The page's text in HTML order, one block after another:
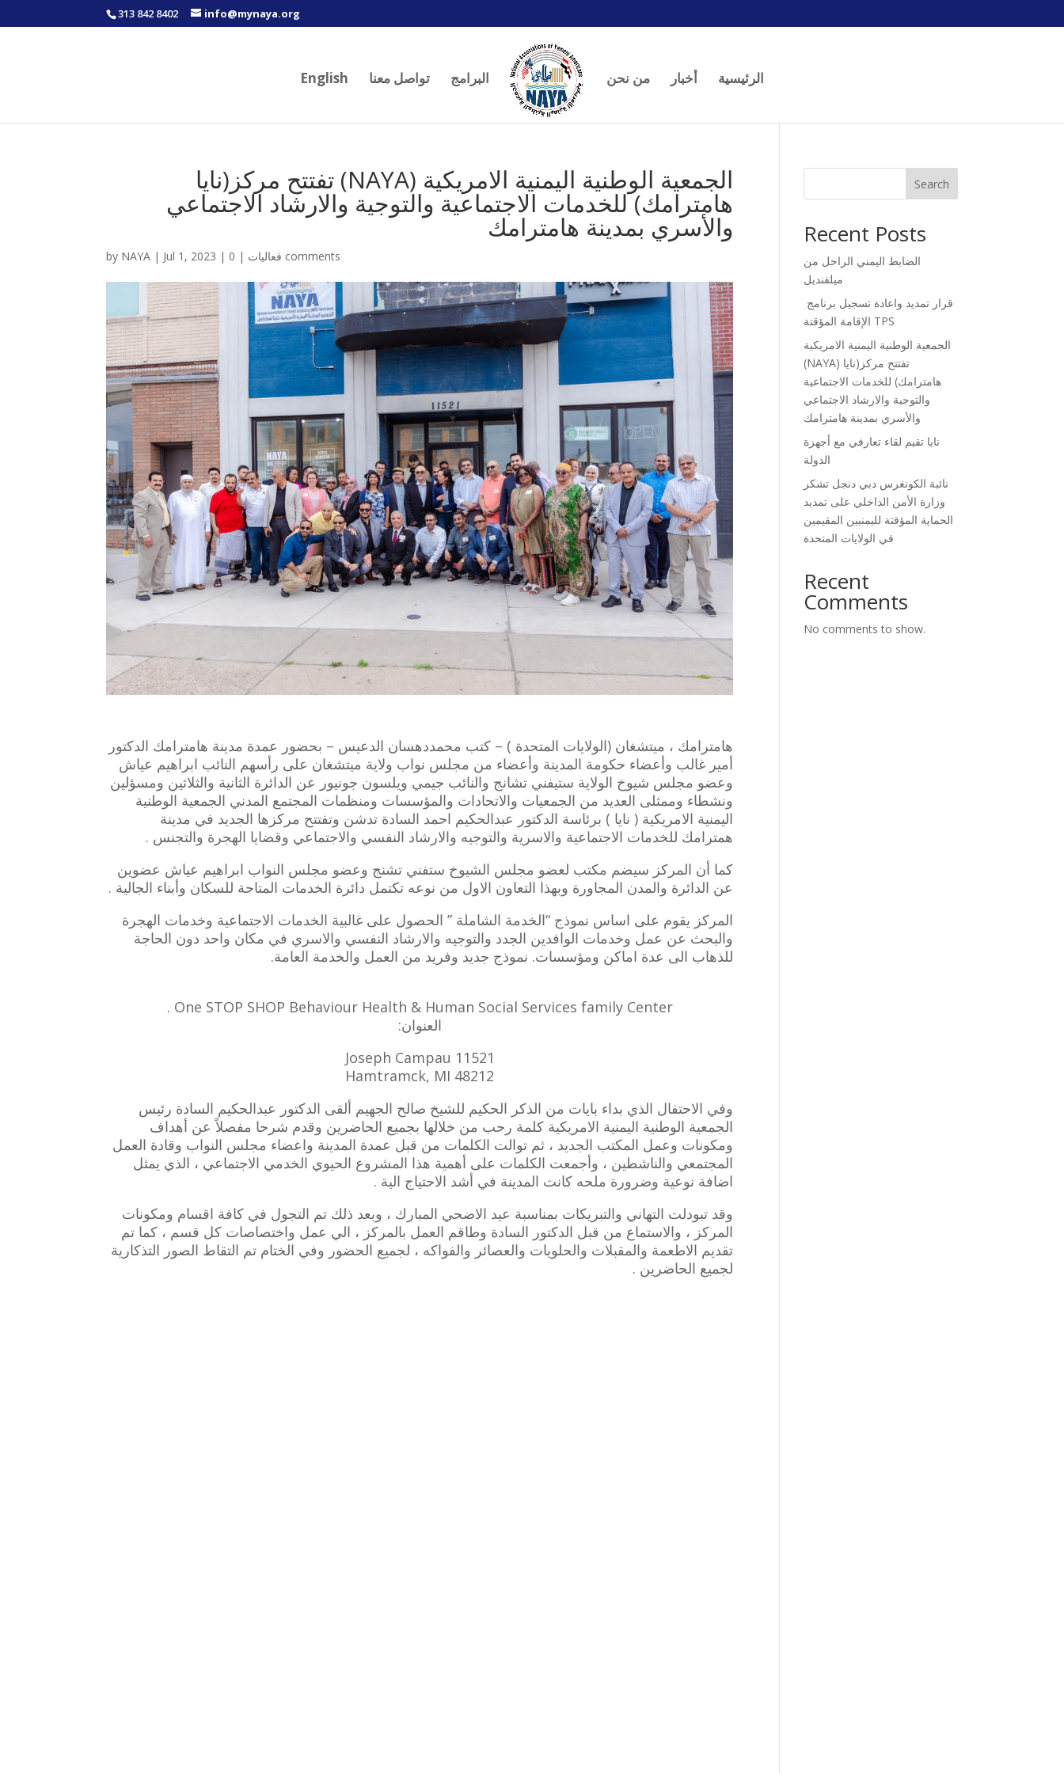
313 842 8402 info@mynaya.org
English تواصل معنا البرامج من نحن أخبار الرئيسية
الجمعية الوطنية اليمنية الامريكية (NAYA) تفتتح مركز(نايا
هامترامك) للخدمات الاجتماعية والتوجية والارشاد الاجتماعي
والأسري بمدينة هامترامك
by NAYA | Jul 1, 2023 | فعاليات | 0 comments
هامترامك ، ميتشغان (الولايات المتحدة ) – كتب محمددهسان الدعيس – بحضور عمدة مدينة هامترامك الدكتور
أمير غالب وأعضاء حكومة المدينة وأعضاء من مجلس نواب ولاية ميتشغان على رأسهم النائب ابراهيم عياش
وعضو مجلس شيوخ الولاية ستيفني تشانج والنائب جيمي ويلسون جونيور عن الدائرة الثانية والثلاثين ومسؤلين
ونشطاء وممثلى العديد من الجمعيات والاتحادات والمؤسسات ومنظمات المجتمع المدني الجمعية الوطنية
اليمنية الامريكية ( نايا ) برئاسة الدكتور عبدالحكيم احمد السادة تدشن وتفتتح مركزها الجديد في مدينة
همترامك للخدمات الاجتماعية والاسرية والتوجيه والارشاد النفسي والاجتماعي وقضايا الهجرة والتجنس .
كما أن المركز سيضم مكتب لعضو مجلس الشيوخ ستفني تشنج وعضو مجلس النواب ابراهيم عياش عضوين
عن الدائرة والمدن المجاورة وبهذا التعاون الاول من نوعه تكتمل دائرة الخدمات المتاحة للسكان وأبناء الجالية .
المركز يقوم على اساس نموذج “الخدمة الشاملة ” الحصول على غالبية الخدمات الاجتماعية وخدمات الهجرة
والبحث عن عمل وخدمات الوافدين الجدد والتوجيه والارشاد النفسي والاسري في مكان واحد دون الحاجة
للذهاب الى عدة اماكن ومؤسسات. نموذج جديد وفريد من العمل والخدمة العامة.
‏One STOP SHOP Behaviour Health & Human Social Services family Center .
العنوان:
Joseph Campau 11521
Hamtramck, MI 48212
وفي الاحتفال الذي بداء بايات من الذكر الحكيم للشيخ صالح الجهيم ألقى الدكتور عبدالحكيم السادة رئيس
الجمعية الوطنية اليمنية الامريكية كلمة رحب من خلالها بجميع الحاضرين وقدم شرحا مفصلاً عن أهداف
ومكونات وعمل المكتب الجديد ، ثم توالت الكلمات من قبل عمدة المدينة واعضاء مجلس النواب وقادة العمل
المجتمعي والناشطين ، وأجمعت الكلمات على أهمية هذا المشروع الحيوي الخدمي الاجتماعي ، الذي يمثل
اضافة نوعية وضرورة ملحه كانت المدينة في أشد الاحتياج الية .
وقد تبودلت التهاني والتبريكات بمناسبة عيد الاضحي المبارك ، وبعد ذلك تم التجول في كافة اقسام ومكونات
المركز ، والاستماع من قبل الدكتور السادة وطاقم العمل بالمركز ، الي عمل واختصاصات كل قسم ، كما تم
تقديم الاطعمة والمقبلات والحلويات والعصائر والفواكه ، لجميع الحضور وفي الختام تم التقاط الصور التذكارية
لجميع الحاضرين .
Search
Recent Posts
الضابط اليمني الراحل من
ميلفنديل
الإقامة المؤقتة TPS
الجمعية الوطنية اليمنية الامريكية
(NAYA) تفتتح مركز(نايا
هامترامك) للخدمات الاجتماعية
والتوجية والارشاد الاجتماعي
والأسري بمدينة هامترامك
نايا تقيم لقاء تعارفي مع أجهزة
الدولة
نائبة الكونغرس دبي دنجل تشكر
وزارة الأمن الداخلي على تمديد
الحماية المؤقتة لليمنيين المقيمين
في الولايات المتحدة
Recent
Comments
No comments to show.